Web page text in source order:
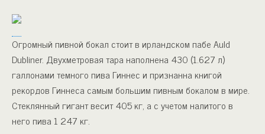
Огромный пивной бокал стоит в ирландском пабе Auld
Dubliner. Двухметровая тара наполнена 430 (1.627 л)
галлонами темного пива Гиннес и признанна книгой
рекордов Гиннеса самым большим пивным бокалом в мире.
Стеклянный гигант весит 405 кг, а с учетом налитого в
него пива 1 247 кг.